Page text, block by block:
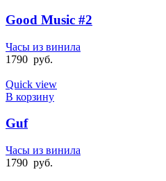
Good Music #2
Часы из винила
1790 руб.
Quick view
В корзину
Guf
Часы из винила
1790 руб.